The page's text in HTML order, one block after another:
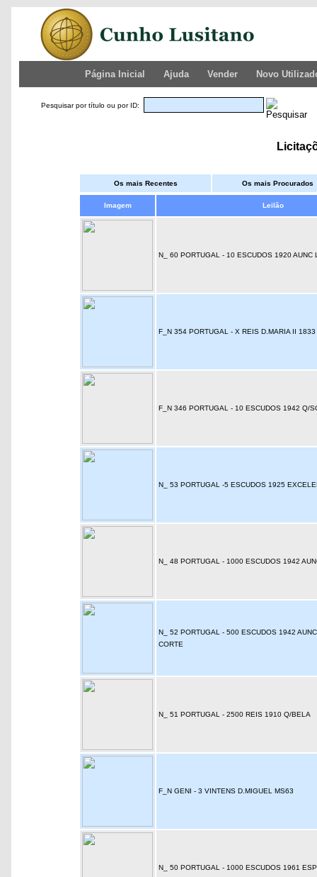
Página Inicial Ajuda Vender Novo
Pesquisar por título ou por ID:
Os mais Recentes Os mais Procurados
Imagem Leilão
N_ 60 PORTUGAL - 10 ESCUDOS 1920 AUNC
F_N 354 PORTUGAL - X REIS D.MARIA II
F_N 346 PORTUGAL - 10 ESCUDOS 1942 Q/
N_ 53 PORTUGAL -5 ESCUDOS 1925
N_ 48 PORTUGAL - 1000 ESCUDOS 1942
N_ 52 PORTUGAL - 500 ESCUDOS 1942
CORTE
N_ 51 PORTUGAL - 2500 REIS 1910 Q/BELA
F_N GENI - 3 VINTENS D.MIGUEL MS63
N_ 50 PORTUGAL - 1000 ESCUDOS 1961